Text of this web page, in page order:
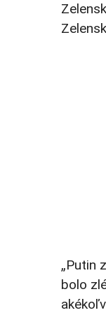
„Putin
bolo